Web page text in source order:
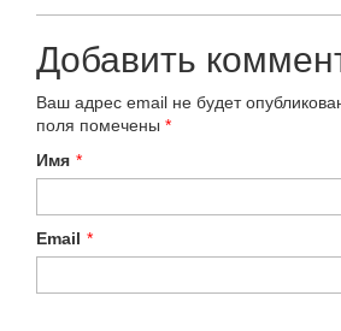
Добавить
Ваш адрес email не будет
поля помечены *
Имя *
Email *